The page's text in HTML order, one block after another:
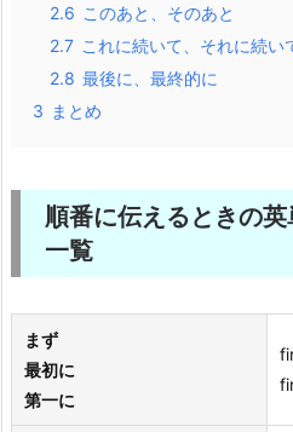
2.6 このあと、そのあと
2.7 これに続いて、それに続い
2.8 最後に、最終的に
3 まとめ
順番に伝えるときの
一覧
まず
最初に
第一に